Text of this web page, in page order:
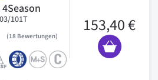
101T
18 Bewertungen
153,40 €